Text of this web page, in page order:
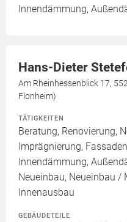
Innendämmung,
Hans-Dieter
Am Rheinhessenblick 17,
Flonheim)
TÄTIGKEITEN
Beratung, Renovierung,
Imprägnierung,
Innendämmung,
Neueinbau, Neueinbau /
Innenausbau
GEBÄUDETEILE